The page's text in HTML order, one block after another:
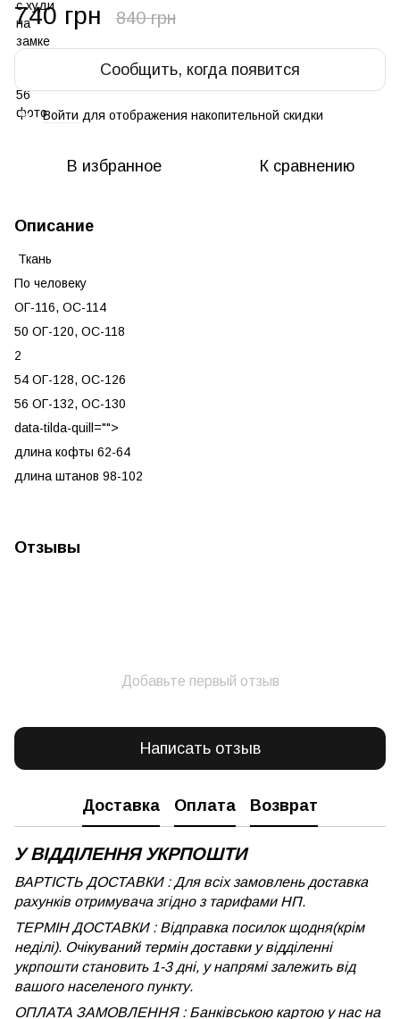
740 грн 840 грн
Сообщить, когда появится
% Войти для отображения накопительной скидки
В избранное К сравнению
Описание
Ткань
По человеку
ОГ-116, ОС-114
50 ОГ-120, ОС-118
2
54 ОГ-128, ОС-126
56 ОГ-132, ОС-130
data-tilda-quill="">
длина кофты 62-64
длина штанов 98-102
Отзывы
Добавьте первый отзыв
Написать отзыв
Доставка Оплата Возврат
У ВІДДІЛЕННЯ УКРПОШТИ
ВАРТІСТЬ ДОСТАВКИ : Для всіх замовлень доставка
рахунків отримувача згідно з тарифами НП.
ТЕРМІН ДОСТАВКИ : Відправка посилок щодня(крім
неділі). Очікуваний термін доставки у відділенні
укрпошти становить 1-3 дні, у напрямі залежить від
вашого населеного пункту.
ОПЛАТА ЗАМОВЛЕННЯ : Банківською картою у нас на